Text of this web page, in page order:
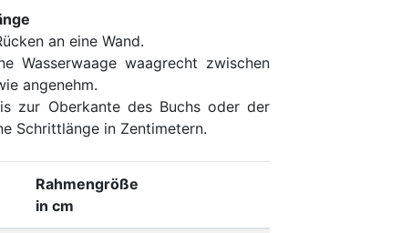
an eine Wand.
Wasserwaage waagrecht zwischen
angenehm.
zur Oberkante des Buchs oder der
Schrittlänge in Zentimetern.
Rahmengröße
in cm